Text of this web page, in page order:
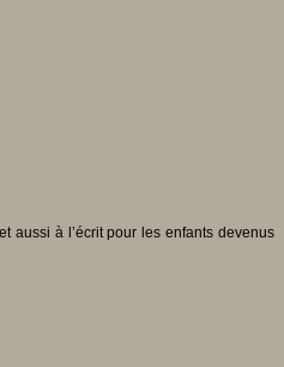
aussi à l’écrit pour les enfants devenus